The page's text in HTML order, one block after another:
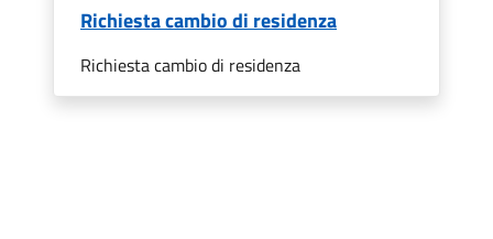
Richiesta cambio di residenza
Richiesta cambio di residenza